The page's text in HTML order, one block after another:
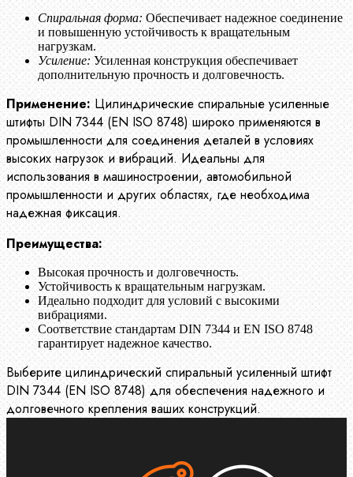
Спиральная форма: Обеспечивает надежное соединение
и повышенную устойчивость к вращательным
нагрузкам.
Усиление: Усиленная конструкция обеспечивает
дополнительную прочность и долговечность.
Применение: Цилиндрические спиральные усиленные
штифты DIN 7344 (EN ISO 8748) широко применяются в
промышленности для соединения деталей в условиях
высоких нагрузок и вибраций. Идеальны для
использования в машиностроении, автомобильной
промышленности и других областях, где необходима
надежная фиксация.
Преимущества:
Высокая прочность и долговечность.
Устойчивость к вращательным нагрузкам.
Идеально подходит для условий с высокими
вибрациями.
Соответствие стандартам DIN 7344 и EN ISO 8748
гарантирует надежное качество.
Выберите цилиндрический спиральный усиленный штифт
DIN 7344 (EN ISO 8748) для обеспечения надежного и
долговечного крепления ваших конструкций.